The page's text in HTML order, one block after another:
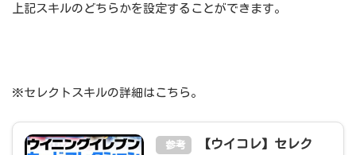
上記スキルのどちらかを設定することができます。
※セレクトスキルの詳細はこちら。
参考
【ウイコレ】セレク